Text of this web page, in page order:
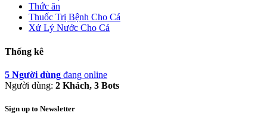
Thức ăn
Thuốc Trị Bệnh Cho Cá
Xử Lý Nước Cho Cá
Thống kê
5 Người dùng đang online
Người dùng: 2 Khách, 3 Bots
Sign up to Newsletter